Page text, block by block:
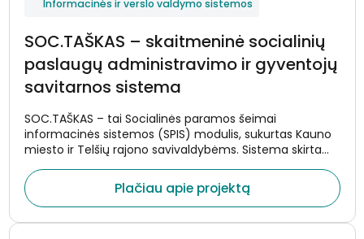
Informacinės ir verslo valdymo sistemos
SOC.TAŠKAS – skaitmeninė socialinių
paslaugų administravimo ir gyventojų
savitarnos sistema
SOC.TAŠKAS – tai Socialinės paramos šeimai
informacinės sistemos (SPIS) modulis, sukurtas Kauno
miesto ir Telšių rajono savivaldybėms. Sistema skirta
centralizuotam socialinių paslaugų administravimui,
gyventojų savitarnai ir efektyviam socialinių paslaugų
teikimo procesų valdymui.Plačiau apie projektą